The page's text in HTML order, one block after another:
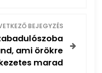
BEJEGYZÉS
ami örökre
marad